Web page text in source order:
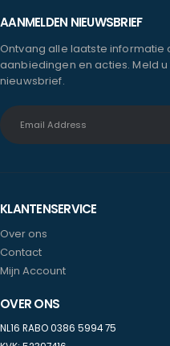
AANMELDEN NIEUWSBRIEF
Ontvang alle laatste informatie
aanbiedingen en acties. Meld
nieuwsbrief.
KLANTENSERVICE
Over ons
Contact
Mijn Account
OVER ONS
NL16 RABO 0386 5994 75